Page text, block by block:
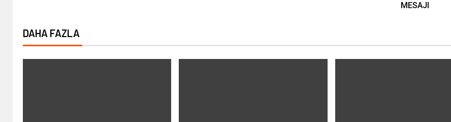
MESAJI
DAHA FAZLA